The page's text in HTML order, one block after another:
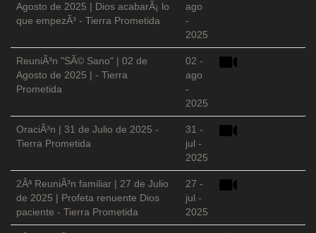
Agosto de 2025 | Dios acabarÃ¡ lo
que empezÃ³ - Tierra Prometida
ago
-
2025
ReuniÃ³n "SÃ© Sano" | 02 de
Agosto de 2025 | - Tierra
Prometida
02 -
ago
-
2025
OraciÃ³n | 31 de Julio de 2025 -
Tierra Prometida
31 -
jul -
2025
2Âª ReuniÃ³n familiar | 27 de Julio
de 2025 | Profeta renuente Dios
paciente - Tierra Prometida
27 -
jul -
2025